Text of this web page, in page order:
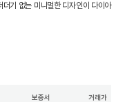
기 없는 미니멀한 디자인이 다이아
보증서 거래가